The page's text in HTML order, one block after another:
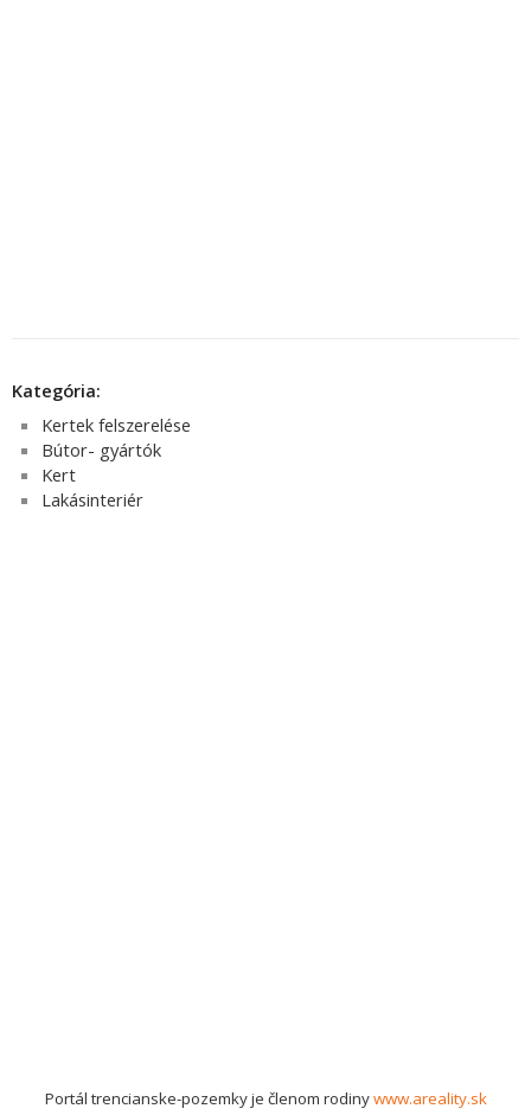
Kategória:
Kertek felszerelése
Bútor- gyártók
Kert
Lakásinteriér
Portál trencianske-pozemky je členom rodinywww.areality.sk